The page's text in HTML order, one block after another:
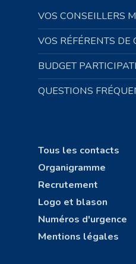
VOS CONSEILLERS
VOS RÉFÉRENTS DE
BUDGET
QUESTIONS
Tous les contacts
Organigramme
Recrutement
Logo et blason
Numéros d'urgence
Mentions légales